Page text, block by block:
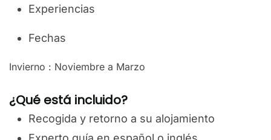
Experiencias
Fechas
Invierno : Noviembre a Marzo
¿Qué está incluido?
Recogida y retorno a su alojamiento